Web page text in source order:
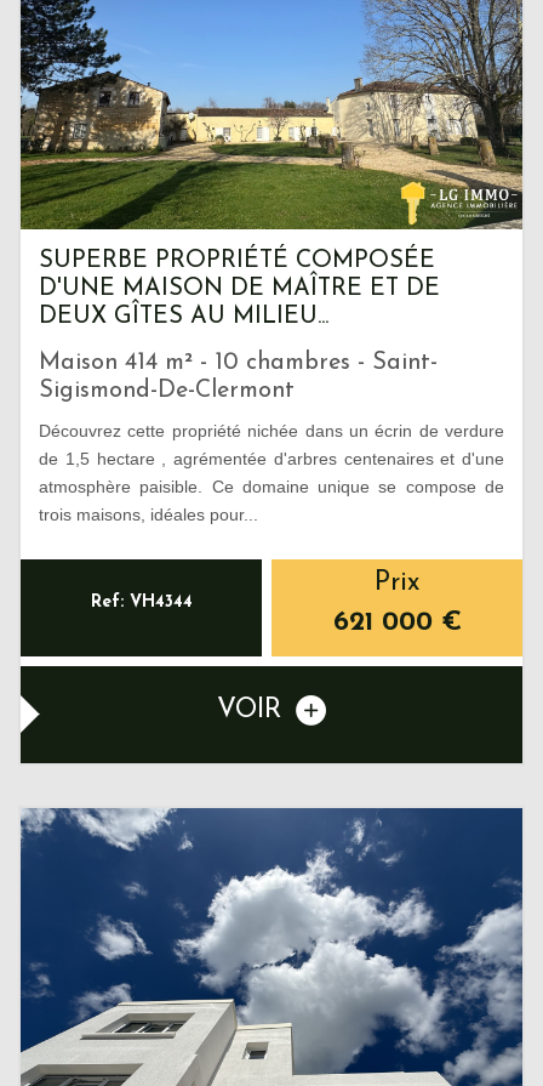
SUPERBE PROPRIÉTÉ COMPOSÉE
D'UNE MAISON DE MAÎTRE ET DE
DEUX GÎTES AU MILIEU...
Maison 414 m² - 10 chambres - Saint-
Sigismond-De-Clermont
Découvrez cette propriété nichée dans un écrin de verdure
de 1,5 hectare , agrémentée d'arbres centenaires et d'une
atmosphère paisible. Ce domaine unique se compose de
trois maisons, idéales pour...
Ref: VH4344
Prix
621 000 €
VOIR